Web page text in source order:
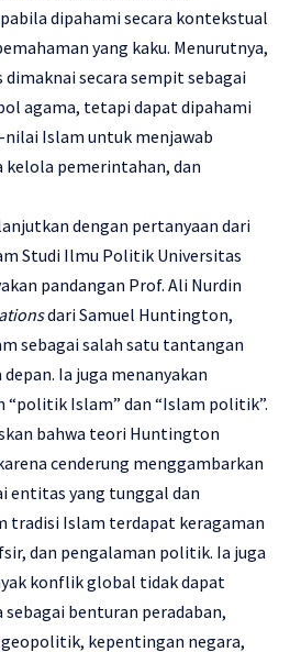
dipahami secara kontekstual
yang kaku. Menurutnya,
secara sempit sebagai
agama, tetapi dapat dipahami
Islam untuk menjawab
pemerintahan, dan
dengan pertanyaan dari
Studi Ilmu Politik Universitas
pandangan Prof. Ali Nurdin
dari Samuel Huntington,
sebagai salah satu tantangan
Ia juga menanyakan
“politik Islam” dan “Islam politik”.
bahwa teori Huntington
cenderung menggambarkan
entitas yang tunggal dan
tradisi Islam terdapat keragaman
dan pengalaman politik. Ia juga
konflik global tidak dapat
benturan peradaban,
kepentingan negara,